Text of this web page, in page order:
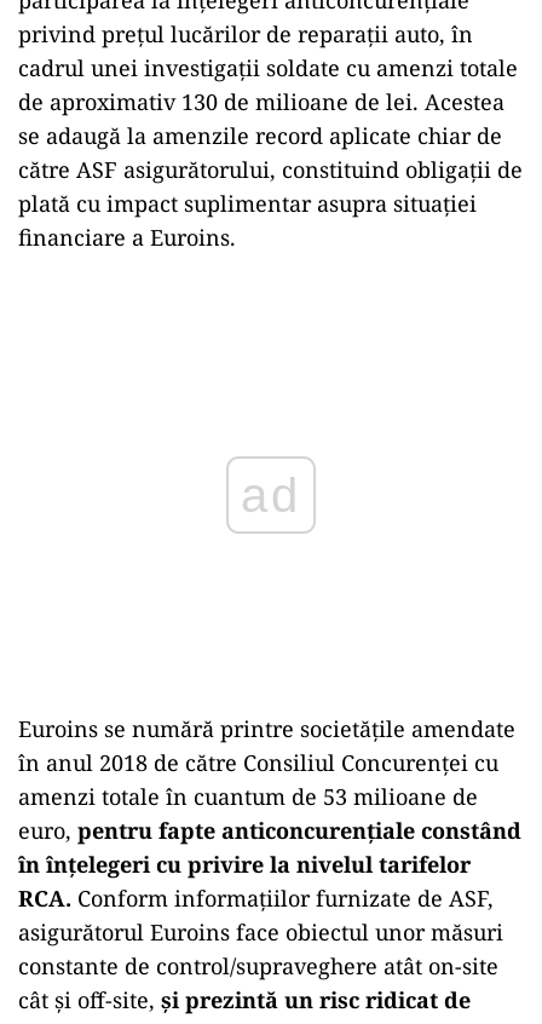
privind prețul lucărilor de reparații auto, în
cadrul unei investigații soldate cu amenzi totale
de aproximativ 130 de milioane de lei. Acestea
se adaugă la amenzile record aplicate chiar de
către ASF asigurătorului, constituind obligații de
plată cu impact suplimentar asupra situației
financiare a Euroins.
ad
Euroins se numără printre societățile amendate
în anul 2018 de către Consiliul Concurenței cu
amenzi totale în cuantum de 53 milioane de
euro, pentru fapte anticoncurențiale constând
în înțelegeri cu privire la nivelul tarifelor
RCA. Conform informațiilor furnizate de ASF,
asigurătorul Euroins face obiectul unor măsuri
constante de control/supraveghere atât on-site
cât și off-site, și prezintă un risc ridicat de